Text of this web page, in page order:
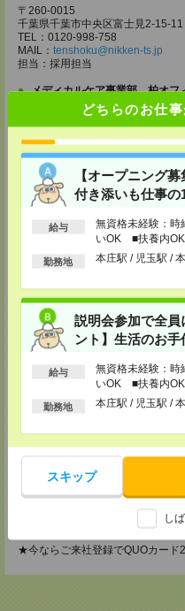
どちらのお仕
【オープニング
付き添いも仕事の
給与
無資格未経験：
いOK ■扶養内
以上
勤務地 本庄駅 / 児玉駅 /
説明会参加で全
ント】生活のお
給与
無資格未経験：
いOK ■扶養内
以上
勤務地 本庄駅 / 児玉駅 /
スキップ
し
〒260-0015
千葉県千葉市中央区富士見2-15-
TEL：0120-998-758
MAIL： tenshoku@nikken-ts.jp
担当：採用担当
メディカルケア事業部 柏オフ
千葉県柏市末広町5-19 第12関
担当：採用担当
メディカルケア事業部 新宿オフ
東京都新宿区新宿2-3-10 新宿御
TEL：0120-457-235
tenshoku@nikken-ts.jp
担当：採用担当
メディカルケア事業部 立川事
TEL：0120-934-200
MAIL：tenshoku@nikken-ts.jp
担当：採用担当
メディカルケア事業部 町田オ
TEL：0120-453-285
tenshoku@nikken-ts.jp
担当：採用担当
神奈川県横浜市保土ケ谷区神戸
2F B区画
TEL：0120-901-799
MAIL： tenshoku@nikken-ts.jp
担当：採用担当
★今ならご来社登録でQUOカー